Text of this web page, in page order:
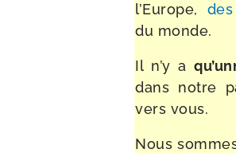
l’Europe,
du monde.
Il n’y aqu’un
dans notre
vers vous.
Nous